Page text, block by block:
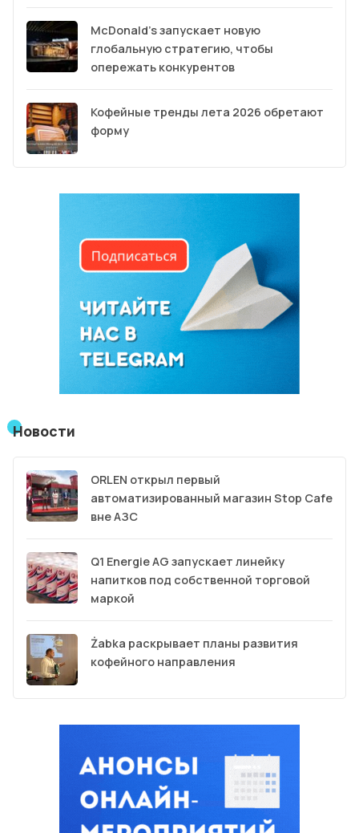
McDonald’s запускает новую
глобальную стратегию, чтобы
опережать конкурентов
Кофейные тренды лета 2026 обретают
форму
Новости
ORLEN открыл первый
автоматизированный магазин Stop Cafe
вне АЗС
Q1 Energie AG запускает линейку
напитков под собственной торговой
маркой
Żabka раскрывает планы развития
кофейного направления